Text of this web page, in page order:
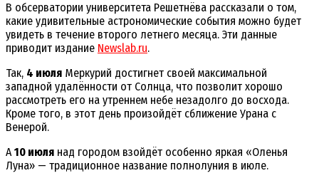
В обсерватории университета Решетнёва рассказали о том,
какие удивительные астрономические события можно будет
увидеть в течение второго летнего месяца. Эти данные
приводит издание Newslab.ru.
Так, 4 июля Меркурий достигнет своей максимальной
западной удалённости от Солнца, что позволит хорошо
рассмотреть его на утреннем небе незадолго до восхода.
Кроме того, в этот день произойдёт сближение Урана с
Венерой.
А10 июля над городом взойдёт особенно яркая «Оленья
Луна» — традиционное название полнолуния в июле.